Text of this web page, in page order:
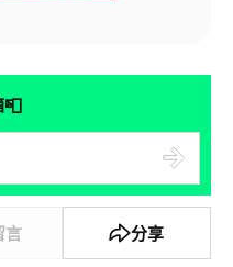
📮
言 分享